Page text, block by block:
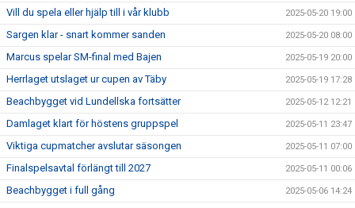
Vill du spela eller hjälp till i vår klubb 2025-05-20 19:00
Sargen klar - snart kommer sanden 2025-05-20 08:00
Marcus spelar SM-final med Bajen 2025-05-19 20:00
Herrlaget utslaget ur cupen av Täby 2025-05-19 17:28
Beachbygget vid Lundellska fortsätter 2025-05-12 12:21
Damlaget klart för höstens gruppspel 2025-05-11 23:47
Viktiga cupmatcher avslutar säsongen 2025-05-11 07:00
Finalspelsavtal förlängt till 2027 2025-05-11 00:06
Beachbygget i full gång 2025-05-06 14:24